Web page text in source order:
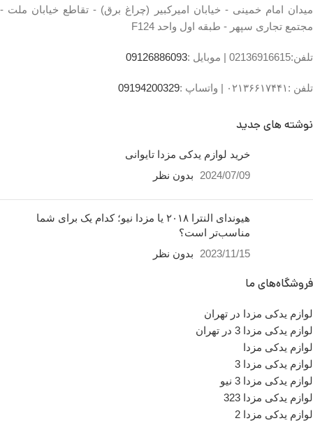
میدان امام خمینی - خیابان امیرکبیر (چراغ برق) - تقاطع خیابان ملت -
مجتمع تجاری سپهر - طبقه اول واحد F124
تلفن:02136916615 | موبایل :09126886093
تلفن :۰۲۱۳۶۶۱۷۴۴۱ | واتساپ :09194200329
نوشته های جدید
خرید لوازم یدکی مزدا تایوانی
2024/07/09 بدون نظر
هیوندای النترا ۲۰۱۸ یا مزدا نیو؛ کدام یک برای شما
مناسب‌تر است؟
2023/11/15 بدون نظر
فروشگاه‌های ما
لوازم یدکی مزدا در تهران
لوازم یدکی مزدا 3 در تهران
لوازم یدکی مزدا
لوازم یدکی مزدا 3
لوازم یدکی مزدا 3 نیو
لوازم یدکی مزدا 323
لوازم یدکی مزدا 2